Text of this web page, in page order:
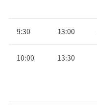
9:30 13:00
10:00 13:30